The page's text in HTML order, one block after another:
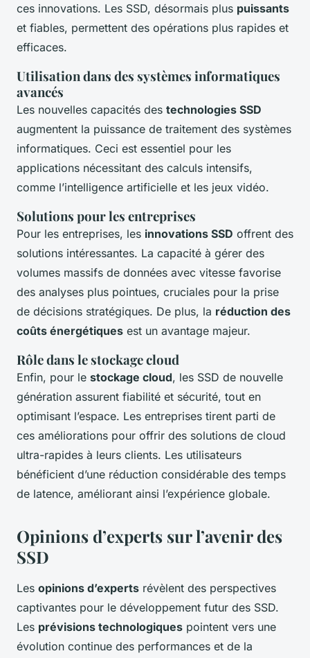
ces innovations. Les SSD, désormais plus puissants
et fiables, permettent des opérations plus rapides et
efficaces.
Utilisation dans des systèmes informatiques
avancés
Les nouvelles capacités des technologies SSD
augmentent la puissance de traitement des systèmes
informatiques. Ceci est essentiel pour les
applications nécessitant des calculs intensifs,
comme l’intelligence artificielle et les jeux vidéo.
Solutions pour les entreprises
Pour les entreprises, les innovations SSD offrent des
solutions intéressantes. La capacité à gérer des
volumes massifs de données avec vitesse favorise
des analyses plus pointues, cruciales pour la prise
de décisions stratégiques. De plus, la réduction des
coûts énergétiques est un avantage majeur.
Rôle dans le stockage cloud
Enfin, pour le stockage cloud, les SSD de nouvelle
génération assurent fiabilité et sécurité, tout en
optimisant l’espace. Les entreprises tirent parti de
ces améliorations pour offrir des solutions de cloud
ultra-rapides à leurs clients. Les utilisateurs
bénéficient d’une réduction considérable des temps
de latence, améliorant ainsi l’expérience globale.
Opinions d’experts sur l’avenir des
SSD
Les opinions d’experts révèlent des perspectives
captivantes pour le développement futur des SSD.
Les prévisions technologiques pointent vers une
évolution continue des performances et de la